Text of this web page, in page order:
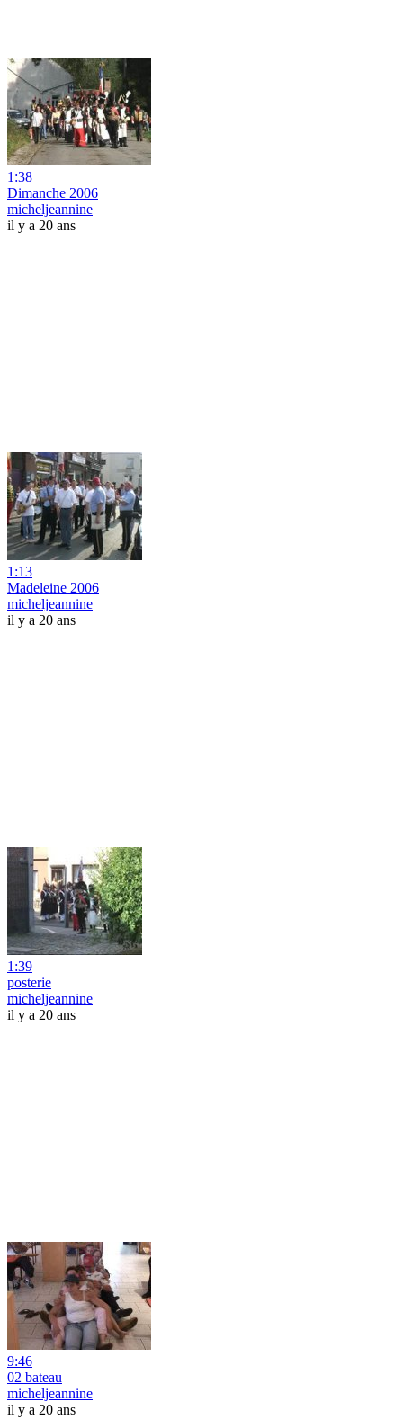
1:38
Dimanche 2006
micheljeannine
il y a 20 ans
1:13
Madeleine 2006
micheljeannine
il y a 20 ans
1:39
posterie
micheljeannine
il y a 20 ans
9:46
02 bateau
micheljeannine
il y a 20 ans